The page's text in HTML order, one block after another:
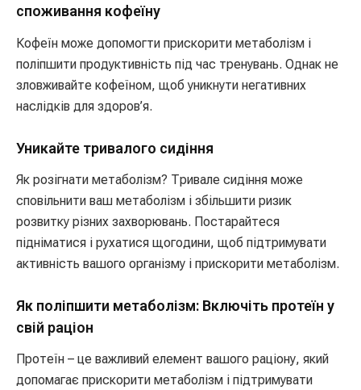
споживання кофеїну
Кофеїн може допомогти прискорити метаболізм і
поліпшити продуктивність під час тренувань. Однак не
зловживайте кофеїном, щоб уникнути негативних
наслідків для здоров’я.
Уникайте тривалого сидіння
Як розігнати метаболізм? Тривале сидіння може
сповільнити ваш метаболізм і збільшити ризик
розвитку різних захворювань. Постарайтеся
підніматися і рухатися щогодини, щоб підтримувати
активність вашого організму і прискорити метаболізм.
Як поліпшити метаболізм: Включіть протеїн у
свій раціон
Протеїн – це важливий елемент вашого раціону, який
допомагає прискорити метаболізм і підтримувати